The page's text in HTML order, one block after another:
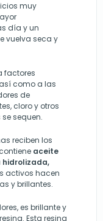
muy
día y un
vuelva seca y
factores
como a las
de
cloro y otros
sequen.
reciben los
aceite
hidrolizada,
activos hacen
y brillantes.
es brillante y
Esta resina